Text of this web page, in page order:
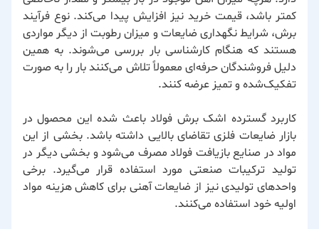
کمتر باشد، قیمت خرید نیز افزایش پیدا می‌کند. نوع فرآیند
برش، شرایط نگهداری ضایعات و میزان رطوبت از دیگر مواردی
هستند که هنگام کارشناسی بار بررسی می‌شوند. به همین
دلیل فروشندگان حرفه‌ای معمولاً تلاش می‌کنند بار را به صورت
تفکیک‌شده و تمیز عرضه کنند.
کاربرد گسترده اشک برش فولاد باعث شده این محصول در
بازار ضایعات فلزی تقاضای بالایی داشته باشد. بخشی از این
مواد در صنایع بازیافت فولاد مصرف می‌شود و بخشی دیگر در
تولید ترکیبات صنعتی مورد استفاده قرار می‌گیرد. برخی
واحدهای تولیدی نیز از ضایعات آهنی برای کاهش هزینه مواد
اولیه خود استفاده می‌کنند.